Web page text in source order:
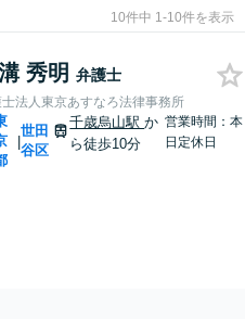
10件中 1-10件を表示
秀明 弁護士
法人東京あすなろ法律事務所
|
世田
谷区
千歳烏山駅か
ら徒歩10分
営業時間：本
日定休日